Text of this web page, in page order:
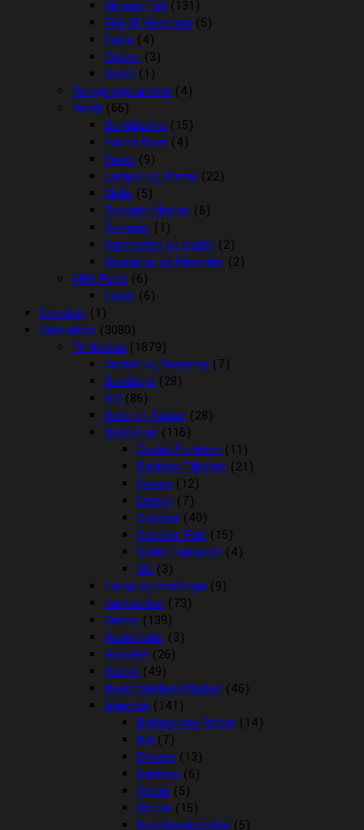
Akvarie Fisk (131)
Fisk til Havedam (5)
Fugle (4)
Gnaver (3)
Reptil (1)
Rengørings artikler (4)
Reptil (66)
Bunddække (15)
Fauna Boxe (4)
Foder (9)
Lamper og Pærer (22)
Skåle (5)
Terrarie tilbehør (6)
Terrarier (1)
Varmesten og plader (2)
Vitaminer og Mineraler (2)
Vildt Fugle (6)
Foder (6)
Gavekort (1)
Rideudstyr (3080)
Til Hesten (1879)
Antibid og fluespray (7)
Bandager (28)
Bid (86)
Boxe og Tasker (28)
Dækkener (116)
Cooler/Funktion (11)
Dækken Tilbehør (21)
Fleece (12)
Lænde (7)
Outdoor (40)
Outdoor Rain (15)
Stald/Transport (4)
Uld (3)
Fortøj og martingal (9)
Gamascher (73)
Grimer (139)
Hestefoder (3)
Hovpleje (26)
Hutter (49)
Insektdækken/Masker (46)
Islænder (141)
Beklædning Rytter (14)
Bid (7)
Diverse (13)
Dækken (6)
Gjorde (5)
Grimer (15)
Insektbeskyttelse (5)